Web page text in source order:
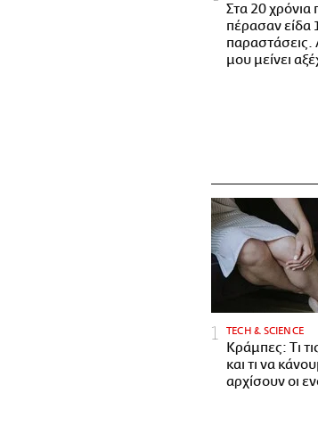
Στα 20 χρόνια
πέρασαν είδα
παραστάσεις.
μου μείνει
ΤECH & SCIENCE
Κράμπες: Τι
και τι να
αρχίσουν οι